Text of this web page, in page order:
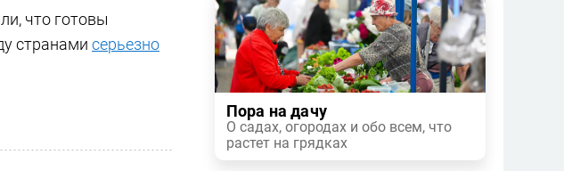
что готовы
странами серьезно
Пора на дачу
О садах, огородах и обо всем, что
растет на грядках